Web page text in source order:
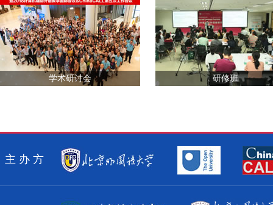
学术研讨会 研修班
主 办 方